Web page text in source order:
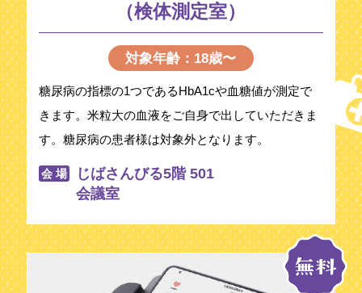
（検体測定室）
対象年齢：18歳〜
糖尿病の指標の1つであるHbA1cや血糖値が測定で
きます。米粒大の血液をご自身で出していただきま
す。糖尿病の患者様は対象外となります。
会 場
じばさんびる5階 501
会議室